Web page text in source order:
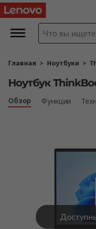
Н
б
Главная > Ноутбуки >
Ноутбук
Обзор Функции